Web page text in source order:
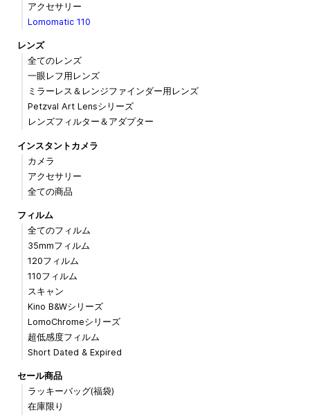
アクセサリー
Lomomatic 110
レンズ
全てのレンズ
一眼レフ用レンズ
ミラーレス＆レンジファインダー用レンズ
Petzval Art Lensシリーズ
レンズフィルター＆アダプター
インスタントカメラ
カメラ
アクセサリー
全ての商品
フィルム
全てのフィルム
35mmフィルム
120フィルム
110フィルム
スキャン
Kino B&Wシリーズ
LomoChromeシリーズ
超低感度フィルム
Short Dated & Expired
セール商品
ラッキーバッグ(福袋)
在庫限り